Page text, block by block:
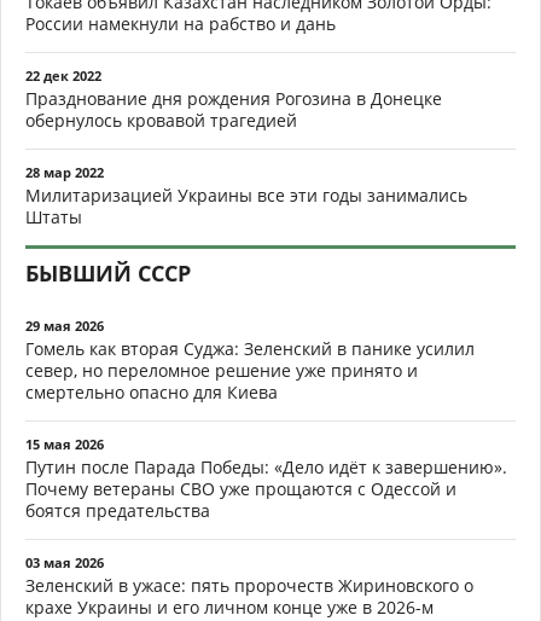
России намекнули на рабство и дань
22 дек 2022
Празднование дня рождения Рогозина в Донецке
обернулось кровавой трагедией
28 мар 2022
Милитаризацией Украины все эти годы занимались
Штаты
БЫВШИЙ СССР
29 мая 2026
Гомель как вторая Суджа: Зеленский в панике усилил
север, но переломное решение уже принято и
смертельно опасно для Киева
15 мая 2026
Путин после Парада Победы: «Дело идёт к завершению».
Почему ветераны СВО уже прощаются с Одессой и
боятся предательства
03 мая 2026
Зеленский в ужасе: пять пророчеств Жириновского о
крахе Украины и его личном конце уже в 2026-м